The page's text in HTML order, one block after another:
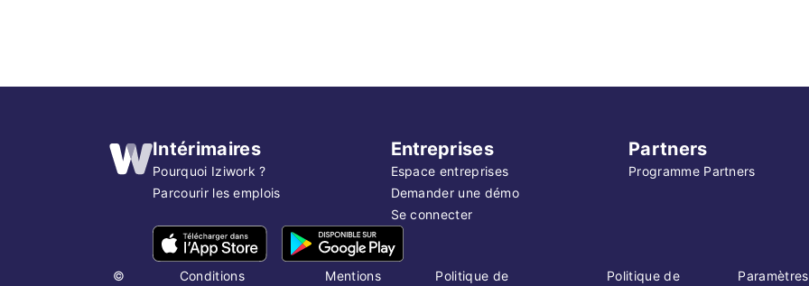
Intérimaires
Pourquoi Iziwork ?
Parcourir les emplois
Entreprises
Espace entreprises
Demander une démo
Se connecter
Partners
Programme Partners
© Conditions Mentions Politique de Politique de